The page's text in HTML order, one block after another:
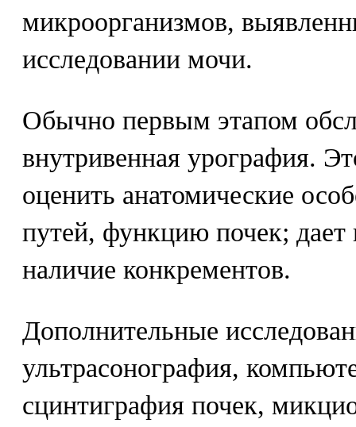
микроорганизмов,
исследовании мочи.
Обычно первым этапом
внутривенная урография.
оценить анатомические
путей, функцию почек;
наличие конкрементов.
Дополнительные
ультрасонография,
сцинтиграфия почек,